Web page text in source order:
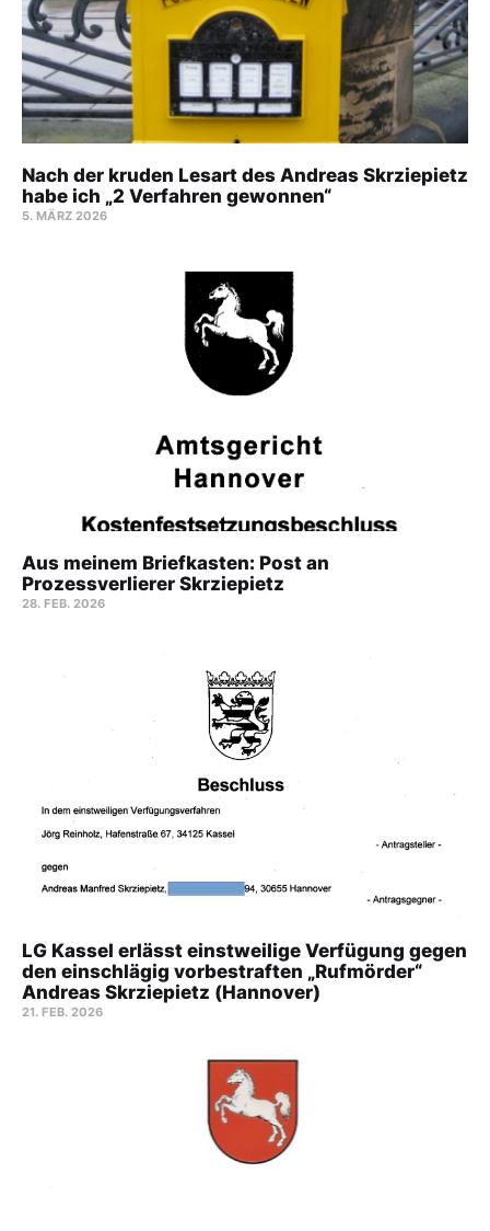
Nach der kruden Lesart des Andreas Skrziepietz
habe ich „2 Verfahren gewonnen“
5. MÄRZ 2026
Aus meinem Briefkasten: Post an
Prozessverlierer Skrziepietz
28. FEB. 2026
LG Kassel erlässt einstweilige Verfügung gegen
den einschlägig vorbestraften „Rufmörder“
Andreas Skrziepietz (Hannover)
21. FEB. 2026